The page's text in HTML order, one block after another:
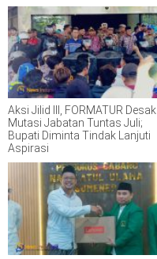
Aksi Jilid III, FORMATUR Desak
Mutasi Jabatan Tuntas Juli;
Bupati Diminta Tindak Lanjuti
Aspirasi